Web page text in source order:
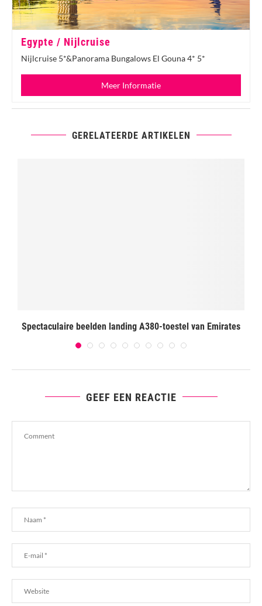
Egypte / Nijlcruise
Nijlcruise 5*&Panorama Bungalows El Gouna 4* 5*
Meer Informatie
GERELATEERDE ARTIKELEN
Spectaculaire beelden landing A380-toestel van Emirates
GEEF EEN REACTIE